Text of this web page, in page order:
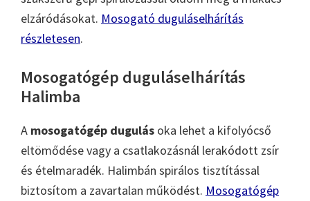
elzáródásokat. Mosogató duguláselhárítás
részletesen.
Mosogatógép duguláselhárítás
Halimba
A mosogatógép dugulás oka lehet a kifolyócső
eltömődése vagy a csatlakozásnál lerakódott zsír
és ételmaradék. Halimbán spirálos tisztítással
biztosítom a zavartalan működést. Mosogatógép